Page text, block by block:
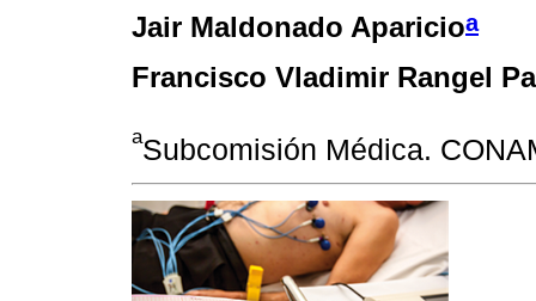
Jair Maldonado Aparicioa
Francisco Vladimir Rangel
aSubcomisión Médica.